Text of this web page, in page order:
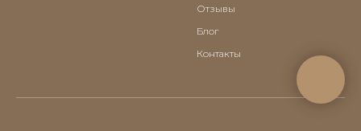
Отзывы
Блог
Контакты